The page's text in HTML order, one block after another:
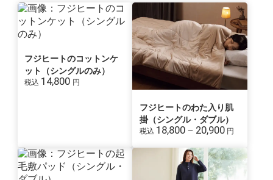
フジヒートのコットンケ
ット（シングルのみ）
税込 14,800 円
フジヒートのわた入り肌
掛（シングル・ダブル）
税込 18,800－20,900 円